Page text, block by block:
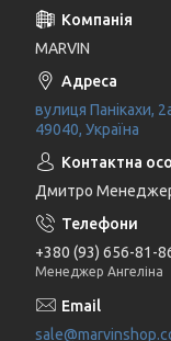
MARVIN
вулиця Панікахи,
49040, Україна
Дмитро
+380 (93) 656-81-
Менеджер Ангеліна